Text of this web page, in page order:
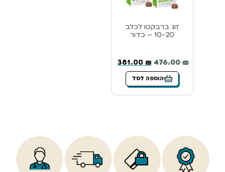
זוג ברבקטו לכלב
10-20 – כדור
476.00₪
381.00 ₪
הוספה לסל